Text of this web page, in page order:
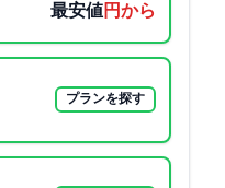
最安値24200円から
プランを探す